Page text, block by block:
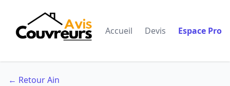
Accueil Devis Espace Pro
← Retour Ain